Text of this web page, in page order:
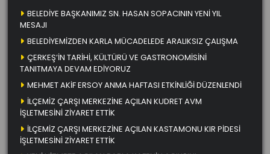
BELEDİYE BAŞKANIMIZ SN. HASAN SOPACININ YENİ YIL
MESAJI
BELEDİYEMİZDEN KARLA MÜCADELEDE ARALIKSIZ ÇALIŞMA
ÇERKEŞ’İN TARİHİ, KÜLTÜRÜ VE GASTRONOMİSİNİ
TANITMAYA DEVAM EDİYORUZ
MEHMET AKİF ERSOY ANMA HAFTASI ETKİNLİĞİ DÜZENLENDİ
İLÇEMİZ ÇARŞI MERKEZİNE AÇILAN KUDRET AVM
İŞLETMESİNİ ZİYARET ETTİK
İLÇEMİZ ÇARŞI MERKEZİNE AÇILAN KASTAMONU KIR PİDESİ
İŞLETMESİNİ ZİYARET ETTİK